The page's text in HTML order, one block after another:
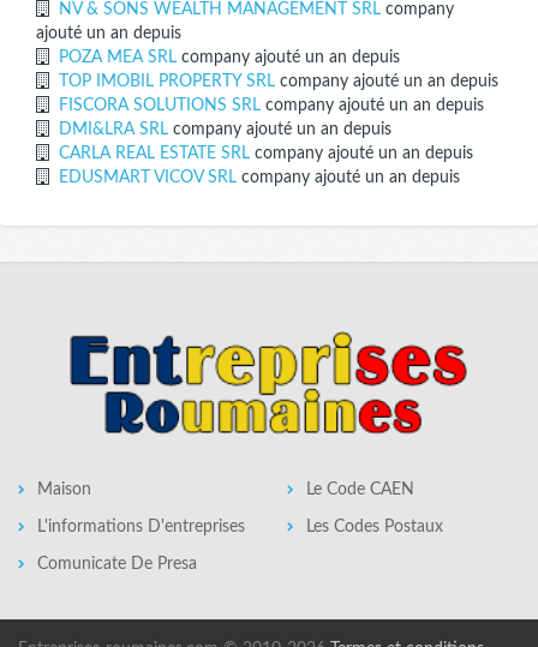
NV & SONS WEALTH MANAGEMENT SRL company
ajouté un an depuis
POZA MEA SRL company ajouté un an depuis
TOP IMOBIL PROPERTY SRL company ajouté un an depuis
FISCORA SOLUTIONS SRL company ajouté un an depuis
DMI&LRA SRL company ajouté un an depuis
CARLA REAL ESTATE SRL company ajouté un an depuis
EDUSMART VICOV SRL company ajouté un an depuis
Maison
L'informations D'entreprises
Comunicate De Presa
Le Code CAEN
Les Codes Postaux